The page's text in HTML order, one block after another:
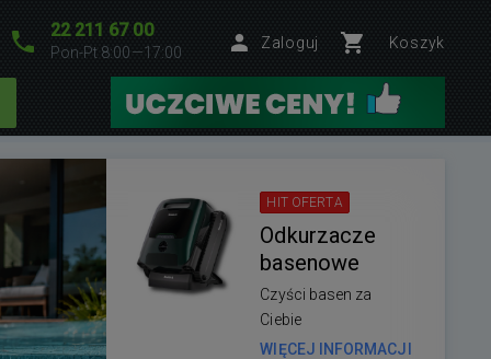
22 211 67 00
Pon-Pt 8:00—17:00
Zaloguj Koszyk
HIT OFERTA
Odkurzacze
basenowe
Czyści basen za
Ciebie
WIĘCEJ INFORMACJI